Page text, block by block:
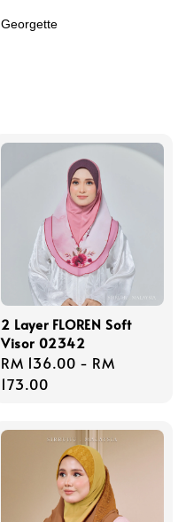
2 Layer FLOREN Soft
Visor 02342
Regular
price
RM 136.00 - RM
173.00